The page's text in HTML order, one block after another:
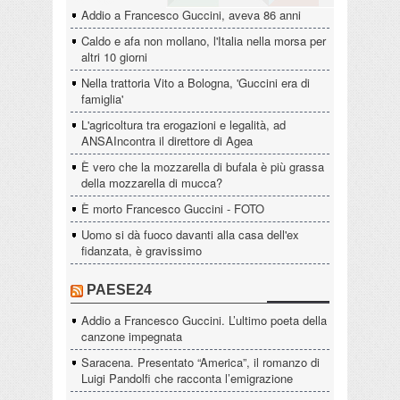
Addio a Francesco Guccini, aveva 86 anni
Caldo e afa non mollano, l'Italia nella morsa per
altri 10 giorni
Nella trattoria Vito a Bologna, 'Guccini era di
famiglia'
L'agricoltura tra erogazioni e legalità, ad
ANSAIncontra il direttore di Agea
È vero che la mozzarella di bufala è più grassa
della mozzarella di mucca?
È morto Francesco Guccini - FOTO
Uomo si dà fuoco davanti alla casa dell'ex
fidanzata, è gravissimo
PAESE24
Addio a Francesco Guccini. L’ultimo poeta della
canzone impegnata
Saracena. Presentato “America”, il romanzo di
Luigi Pandolfi che racconta l’emigrazione